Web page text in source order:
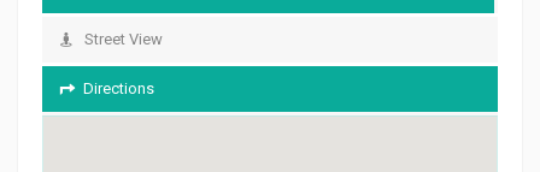
Street View
Directions